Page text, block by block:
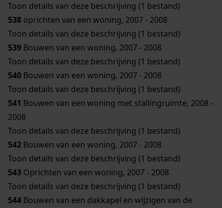
Toon details van deze beschrijving (1 bestand)
538 oprichten van een woning, 2007 - 2008
Toon details van deze beschrijving (1 bestand)
539 Bouwen van een woning, 2007 - 2008
Toon details van deze beschrijving (1 bestand)
540 Bouwen van een woning, 2007 - 2008
Toon details van deze beschrijving (1 bestand)
541 Bouwen van een woning met stallingruimte, 2008 -
2008
Toon details van deze beschrijving (1 bestand)
542 Bouwen van een woning, 2007 - 2008
Toon details van deze beschrijving (1 bestand)
543 Oprichten van een woning, 2007 - 2008
Toon details van deze beschrijving (1 bestand)
544 Bouwen van een dakkapel en wijzigen van de